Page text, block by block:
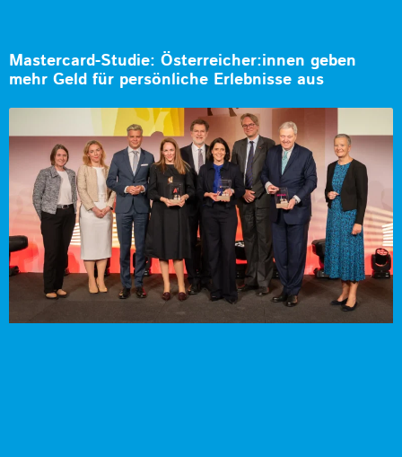
Mastercard-Studie: Österreicher:innen geben
mehr Geld für persönliche Erlebnisse aus